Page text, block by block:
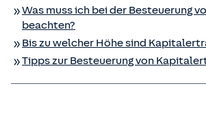
Was muss ich bei der Besteuerung
beachten?
Bis zu welcher Höhe sind
Tipps zur Besteuerung von